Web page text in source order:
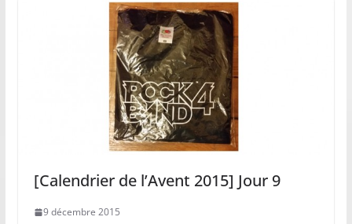
[Calendrier de l’Avent 2015] Jour 9
9 décembre 2015